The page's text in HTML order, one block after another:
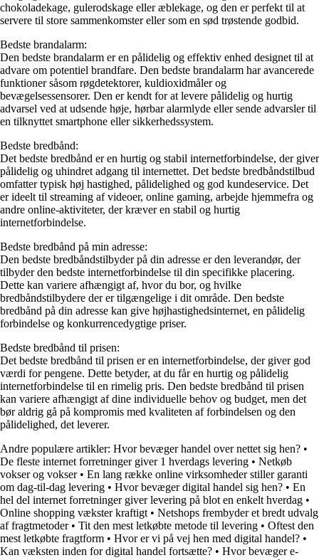
chokoladekage, gulerodskage eller æblekage, og den er perfekt til at
servere til store sammenkomster eller som en sød trøstende godbid.
Bedste brandalarm:
Den bedste brandalarm er en pålidelig og effektiv enhed designet til at
advare om potentiel brandfare. Den bedste brandalarm har avancerede
funktioner såsom røgdetektorer, kuldioxidmåler og
bevægelsessensorer. Den er kendt for at levere pålidelig og hurtig
advarsel ved at udsende høje, hørbar alarmlyde eller sende advarsler til
en tilknyttet smartphone eller sikkerhedssystem.
Bedste bredbånd:
Det bedste bredbånd er en hurtig og stabil internetforbindelse, der giver
pålidelig og uhindret adgang til internettet. Det bedste bredbåndstilbud
omfatter typisk høj hastighed, pålidelighed og god kundeservice. Det
er ideelt til streaming af videoer, online gaming, arbejde hjemmefra og
andre online-aktiviteter, der kræver en stabil og hurtig
internetforbindelse.
Bedste bredbånd på min adresse:
Den bedste bredbåndstilbyder på din adresse er den leverandør, der
tilbyder den bedste internetforbindelse til din specifikke placering.
Dette kan variere afhængigt af, hvor du bor, og hvilke
bredbåndstilbydere der er tilgængelige i dit område. Den bedste
bredbånd på din adresse kan give højhastighedsinternet, en pålidelig
forbindelse og konkurrencedygtige priser.
Bedste bredbånd til prisen:
Det bedste bredbånd til prisen er en internetforbindelse, der giver god
værdi for pengene. Dette betyder, at du får en hurtig og pålidelig
internetforbindelse til en rimelig pris. Den bedste bredbånd til prisen
kan variere afhængigt af dine individuelle behov og budget, men det
bør aldrig gå på kompromis med kvaliteten af forbindelsen og den
pålidelighed, det leverer.
Andre populære artikler: Hvor bevæger handel over nettet sig hen? •
De fleste internet forretninger giver 1 hverdags levering • Netkøb
vokser og vokser• En lang række online virksomheder stiller garanti
om dag-til-dag levering • Hvor bevæger digital handel sig hen? • En
hel del internet forretninger giver levering på blot en enkelt hverdag •
Online shopping vækster kraftigt • Netshops frembyder et bredt udvalg
af fragtmetoder• Tit den mest letkøbte metode til levering • Oftest den
mest letkøbte fragtform • Hvor er vi på vej hen med digital handel? •
Kan væksten inden for digital handel fortsætte? • Hvor bevæger e-